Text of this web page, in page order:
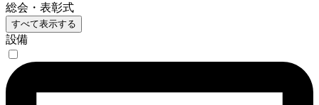
総会・表彰式
すべて表示する
設備